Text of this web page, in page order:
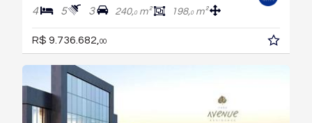
4 5 3 240,0m² 198,0m²
R$ 9.736.682,00